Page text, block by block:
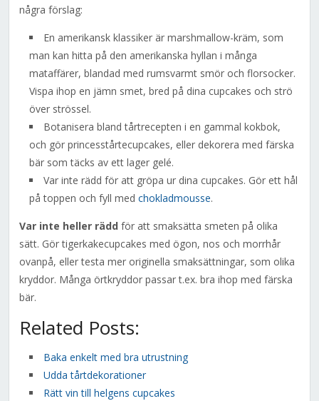
några förslag:
En amerikansk klassiker är marshmallow-kräm, som
man kan hitta på den amerikanska hyllan i många
mataffärer, blandad med rumsvarmt smör och florsocker.
Vispa ihop en jämn smet, bred på dina cupcakes och strö
över strössel.
Botanisera bland tårtrecepten i en gammal kokbok,
och gör princesstårtecupcakes, eller dekorera med färska
bär som täcks av ett lager gelé.
Var inte rädd för att gröpa ur dina cupcakes. Gör ett hål
på toppen och fyll med chokladmousse.
Var inte heller rädd för att smaksätta smeten på olika
sätt. Gör tigerkakecupcakes med ögon, nos och morrhår
ovanpå, eller testa mer originella smaksättningar, som olika
kryddor. Många örtkryddor passar t.ex. bra ihop med färska
bär.
Related Posts:
Baka enkelt med bra utrustning
Udda tårtdekorationer
Rätt vin till helgens cupcakes